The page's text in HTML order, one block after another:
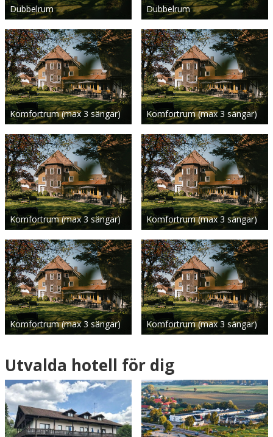
Dubbelrum Dubbelrum
Komfortrum (max 3 sängar) Komfortrum (max 3 sängar)
Komfortrum (max 3 sängar) Komfortrum (max 3 sängar)
Komfortrum (max 3 sängar) Komfortrum (max 3 sängar)
Utvalda hotell för dig